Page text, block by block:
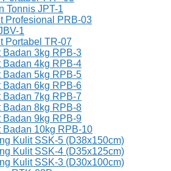
Tonnis JPT-1
Profesional PRB-03
1
Portabel TR-07
Badan 3kg RPB-3
Badan 4kg RPB-4
Badan 5kg RPB-5
Badan 6kg RPB-6
Badan 7kg RPB-7
Badan 8kg RPB-8
Badan 9kg RPB-9
Badan 10kg RPB-10
Kulit SSK-5 (D38x150cm)
Kulit SSK-4 (D35x125cm)
Kulit SSK-3 (D30x100cm)